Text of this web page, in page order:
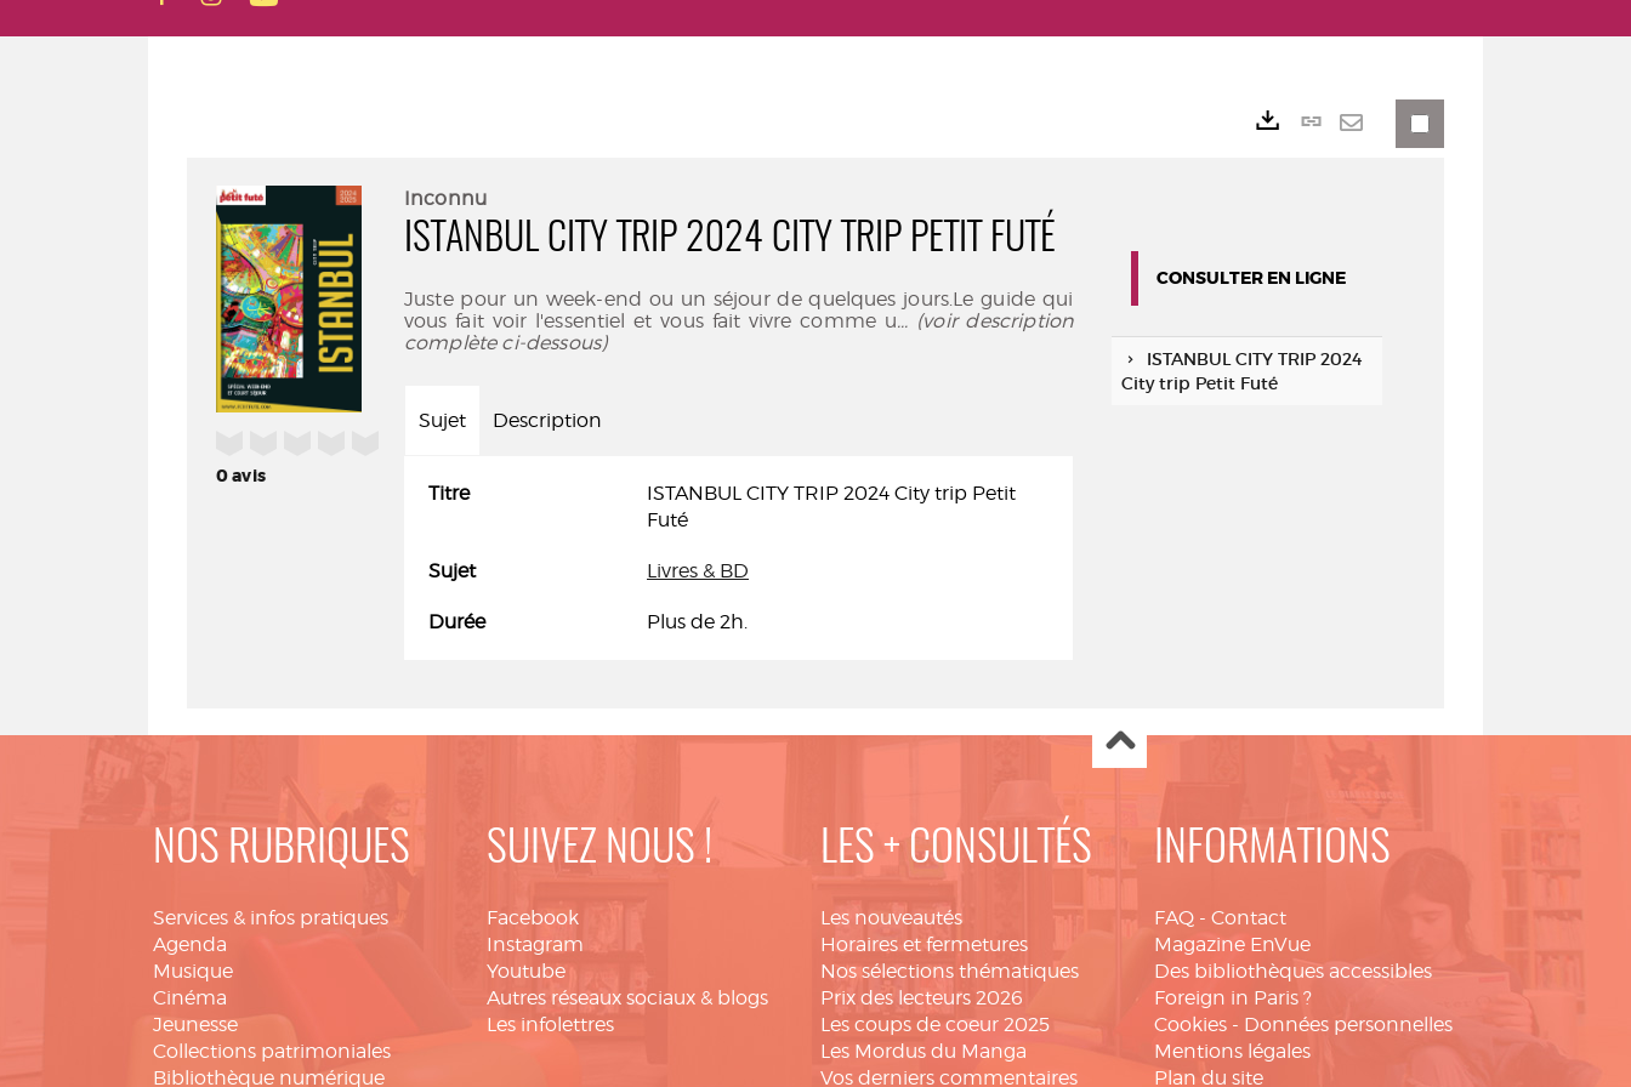
0avis
Inconnu
ISTANBUL CITY TRIP 2024 CITY TRIP PETIT FUTÉ
Juste pour un week-end ou un séjour de quelques jours.Le guide qui
vous fait voir l'essentiel et vous fait vivre comme u... (voir description
complète ci-dessous)
Sujet Description
Titre
ISTANBUL CITY TRIP 2024 City trip Petit
Futé
Sujet Livres & BD
Durée Plus de 2h.
Lien
CONSULTER EN LIGNE
ISTANBUL CITY TRIP 2024
City trip Petit Futé
NOS RUBRIQUES
Services & infos pratiques
Agenda
Musique
Cinéma
Jeunesse
Collections patrimoniales
Bibliothèque numérique
SUIVEZ NOUS !
Facebook
Instagram
Youtube
Autres réseaux sociaux & blogs
Les infolettres
LES + CONSULTÉS
Les nouveautés
Horaires et fermetures
Nos sélections thématiques
Prix des lecteurs 2026
Les coups de coeur 2025
Les Mordus du Manga
Vos derniers commentaires
INFORMATIONS
FAQ - Contact
Magazine EnVue
Des bibliothèques accessibles
Foreign in Paris ?
Cookies - Données personnelles
Mentions légales
Plan du site